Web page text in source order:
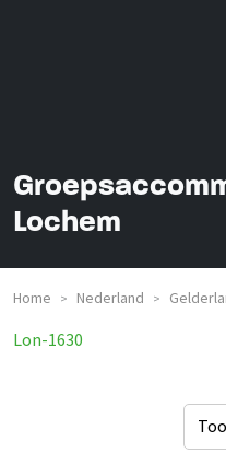
Lochem
Home > Nederland >
Lon-1630